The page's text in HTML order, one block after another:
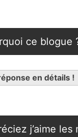
ce blogue
en détails !
j’aime les